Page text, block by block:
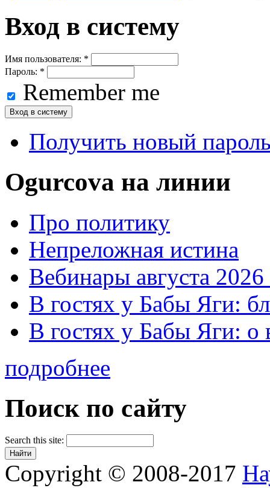
Вход в систему
Имя пользователя: *
Пароль: *
Remember me
Получить новый
Ogurcova на линии
Про политику
Непреложная истина
Вебинары августа 2026
В гостях у Бабы Яги:
В гостях у Бабы Яги:
подробнее
Поиск по сайту
Search this site:
Copyright © 2008-2017